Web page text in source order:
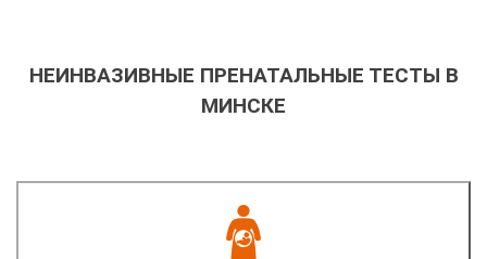
НЕИНВАЗИВНЫЕ ПРЕНАТАЛЬНЫЕ ТЕСТЫ В
МИНСКЕ